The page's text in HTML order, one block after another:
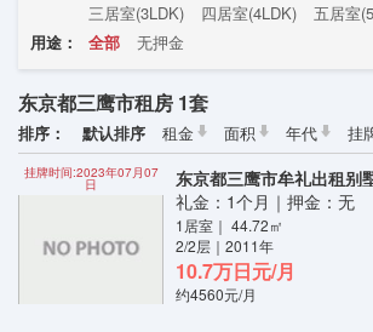
三居室(3LDK)
四居室(4LDK)
五居室
用途：
全部 无押金
东京都三鹰市租房 1套
排序： 默认排序 租金 面积 年代 挂
挂牌时间:2023年07月07
日
东京都三鹰市牟礼出租别
礼金：1个月｜押金：无
1居室｜ 44.72㎡
2/2层｜2011年
10.7万日元/月
约4560元/月